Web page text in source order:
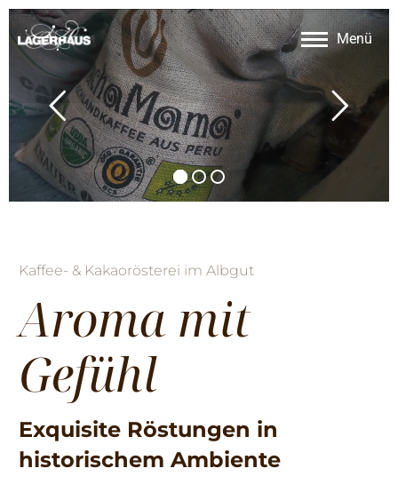
Menü
Kaffee- & Kakaorösterei im Albgut
Aroma mit
Gefühl
Exquisite Röstungen in
historischem Ambiente